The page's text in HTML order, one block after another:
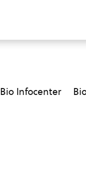
Bio Infocenter